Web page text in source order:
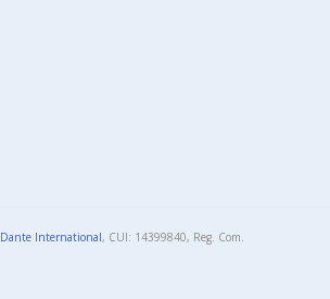
Dante International, CUI: 14399840, Reg. Com.